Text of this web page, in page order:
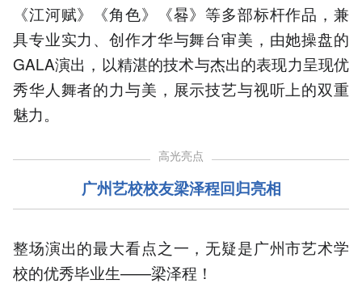
《江河赋》《角色》《晷》等多部标杆作品，兼
具专业实力、创作才华与舞台审美，由她操盘的
GALA演出，以精湛的技术与杰出的表现力呈现优
秀华人舞者的力与美，展示技艺与视听上的双重
魅力。
高光亮点
广州艺校校友梁泽程回归亮相
整场演出的最大看点之一，无疑是广州市艺术学
校的优秀毕业生——梁泽程！